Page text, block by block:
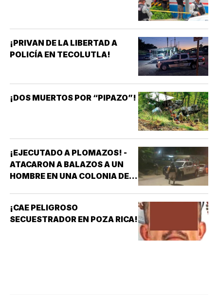
¡PRIVAN DE LA LIBERTAD A
POLICÍA EN TECOLUTLA!
¡DOS MUERTOS POR “PIPAZO”!
¡EJECUTADO A PLOMAZOS! -
ATACARON A BALAZOS A UN
HOMBRE EN UNA COLONIA DE
¡CAE PELIGROSO
SECUESTRADOR EN POZA RICA!